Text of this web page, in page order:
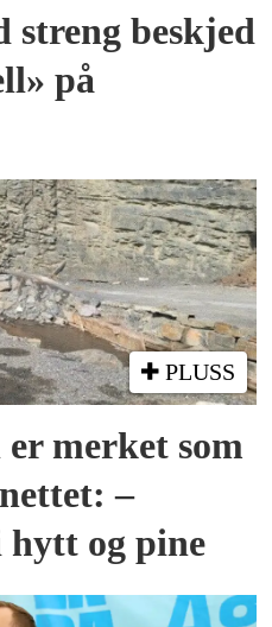
streng beskjed
på
PLUSS
er merket som
–
og pine